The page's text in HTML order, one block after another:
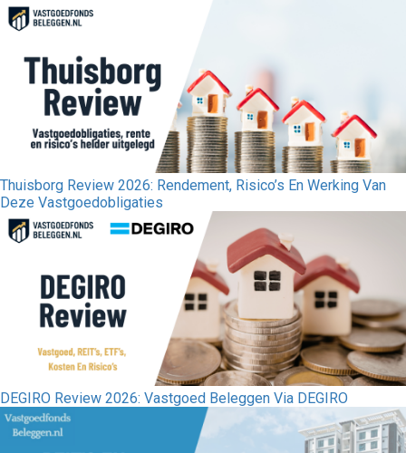
Thuisborg Review 2026: Rendement, Risico’s En Werking Van
Deze Vastgoedobligaties
DEGIRO Review 2026: Vastgoed Beleggen Via DEGIRO